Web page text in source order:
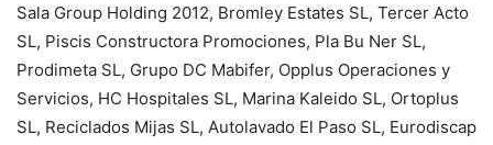
Sala Group Holding 2012, Bromley Estates SL, Tercer Acto
SL, Piscis Constructora Promociones, Pla Bu Ner SL,
Prodimeta SL, Grupo DC Mabifer, Opplus Operaciones y
Servicios, HC Hospitales SL, Marina Kaleido SL, Ortoplus
SL, Reciclados Mijas SL, Autolavado El Paso SL, Eurodiscap